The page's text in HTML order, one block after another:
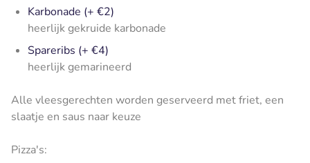
Karbonade (+ €2)
heerlijk gekruide karbonade
Spareribs (+ €4)
heerlijk gemarineerd
Alle vleesgerechten worden geserveerd met friet, een
slaatje en saus naar keuze
Pizza's: